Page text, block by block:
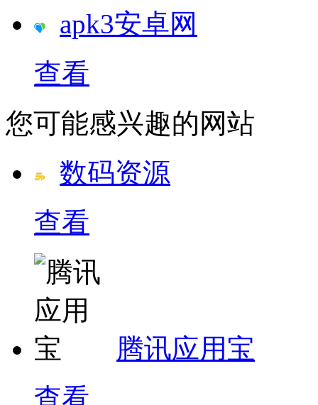
apk3安卓网
查看
您可能感兴趣的网站
数码资源
查看
腾讯应用宝
查看